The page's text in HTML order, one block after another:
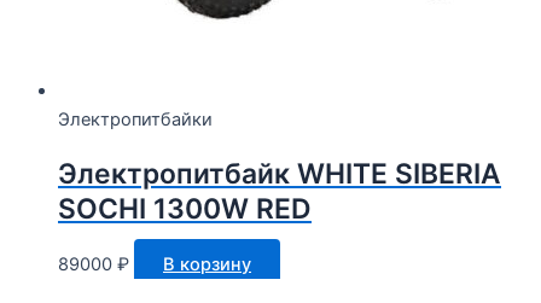
Электропитбайки
Электропитбайк WHITE SIBERIA
SOCHI 1300W RED
89000 ₽ В корзину